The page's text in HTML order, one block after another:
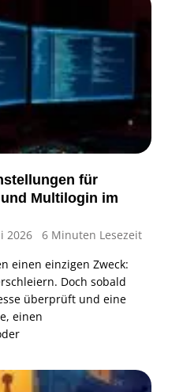
für
Multilogin im
2026
6 Minuten Lesezeit
einen einzigen Zweck:
Doch sobald
überprüft und eine
einen